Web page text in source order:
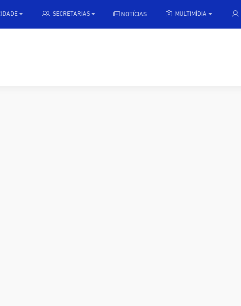
SECRETARIAS NOTÍCIAS MULTIMÍDIA